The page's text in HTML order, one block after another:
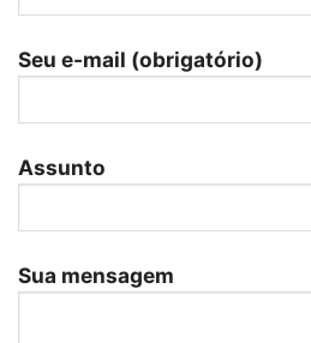
Seu e-mail (obrigatório)
Assunto
Sua mensagem